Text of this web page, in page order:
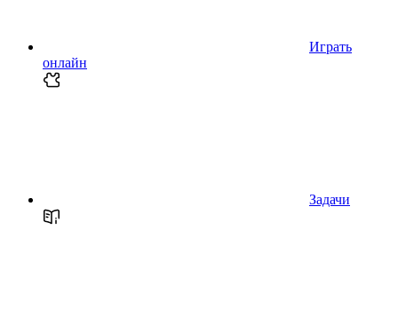
Играть
онлайн
Задачи